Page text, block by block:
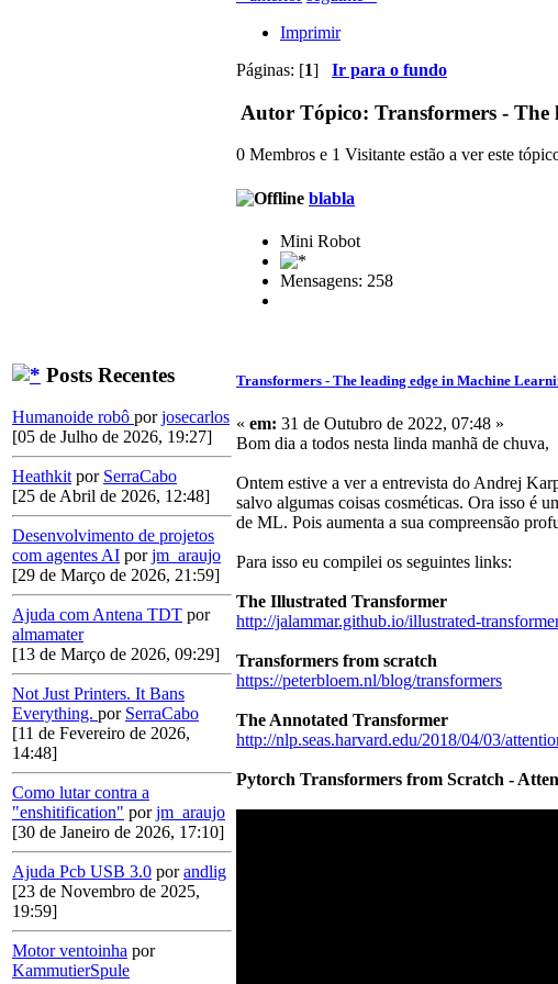
Posts Recentes
Humanoide robô porjosecarlos
[05 de Julho de 2026, 19:27]
Heathkit por SerraCabo
[25 de Abril de 2026, 12:48]
Desenvolvimento de projetos
com agentes AI porjm_araujo
[29 de Março de 2026, 21:59]
Ajuda com Antena TDT por
almamater
[13 de Março de 2026, 09:29]
Not Just Printers. It Bans
Everything. por SerraCabo
[11 de Fevereiro de 2026,
14:48]
Como lutar contra a
"enshitification" porjm_araujo
[30 de Janeiro de 2026, 17:10]
Ajuda Pcb USB 3.0 porandlig
[23 de Novembro de 2025,
19:59]
Motor ventoinha por
KammutierSpule
Imprimir
Páginas: [1] Ir para o fundo
Autor Tópico: Transformers - The
0 Membros e 1 Visitante estão a ver este
blabla
Mini Robot
Mensagens: 258
Transformers - The leading edge in Machine
« em: 31 de Outubro de 2022, 07:48 »
Bom dia a todos nesta linda manhã de chuva,
Ontem estive a ver a entrevista do Andrej
salvo algumas coisas cosméticas. Ora isso é
de ML. Pois aumenta a sua compreensão
Para isso eu compilei os seguintes links:
The Illustrated Transformer
http://jalammar.github.io/illustrated-
Transformers from scratch
https://peterbloem.nl/blog/transformers
The Annotated Transformer
http://nlp.seas.harvard.edu/2018/04/03/
Pytorch Transformers from Scratch -